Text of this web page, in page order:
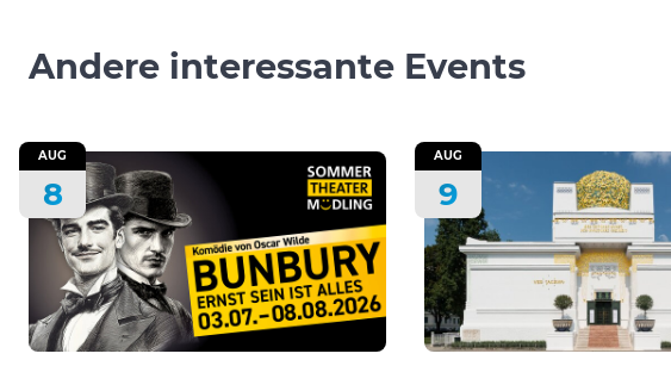
Andere interessante Events
AUG
8
AUG
9